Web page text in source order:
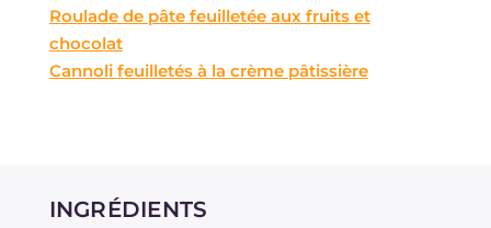
Roulade de pâte feuilletée aux fruits et
chocolat
Cannoli feuilletés à la crème pâtissière
INGRÉDIENTS